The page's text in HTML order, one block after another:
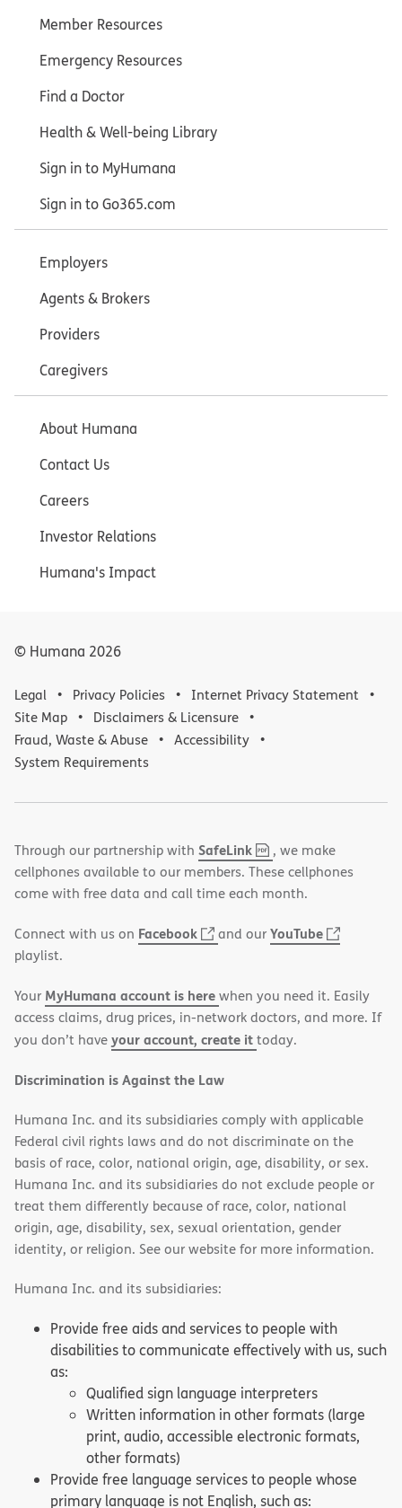
Member Resources
Emergency Resources
Find a Doctor
Health & Well-being Library
Sign in to MyHumana
Sign in to Go365.com
Employers
Agents & Brokers
Providers
Caregivers
About Humana
Contact Us
Careers
Investor Relations
Humana's Impact
© Humana 2026
Legal Privacy Policies
Internet Privacy Statement
Site Map
Disclaimers & Licensure
Fraud, Waste & Abuse
Accessibility
System Requirements
Through our partnership with SafeLink,
PDF
(opens
in
new
, we make
cellphones available to our members. These cellphones
come with free data and call time each month.
Connect with us on Facebook
(opens
window)
and ourYouTube
(opens
window)
playlist.
Your MyHumana account is herewhen you need it. Easily
access claims, drug prices, in-network doctors, and more. If
you don’t haveyour account, create ittoday.
Discrimination is Against the Law
Humana Inc. and its subsidiaries comply with applicable
Federal civil rights laws and do not discriminate on the
basis of race, color, national origin, age, disability, or sex.
Humana Inc. and its subsidiaries do not exclude people or
treat them differently because of race, color, national
origin, age, disability, sex, sexual orientation, gender
identity, or religion. See our website for more information.
Humana Inc. and its subsidiaries:
Provide free aids and services to people with
disabilities to communicate effectively with us, such
as:
Qualified sign language interpreters
Written information in other formats (large
print, audio, accessible electronic formats,
other formats)
Provide free language services to people whose
primary language is not English, such as: